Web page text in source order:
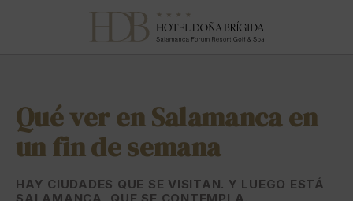
Qué ver en Salamanca en
un fin de semana
HAY CIUDADES QUE SE VISITAN. Y LUEGO ESTÁ